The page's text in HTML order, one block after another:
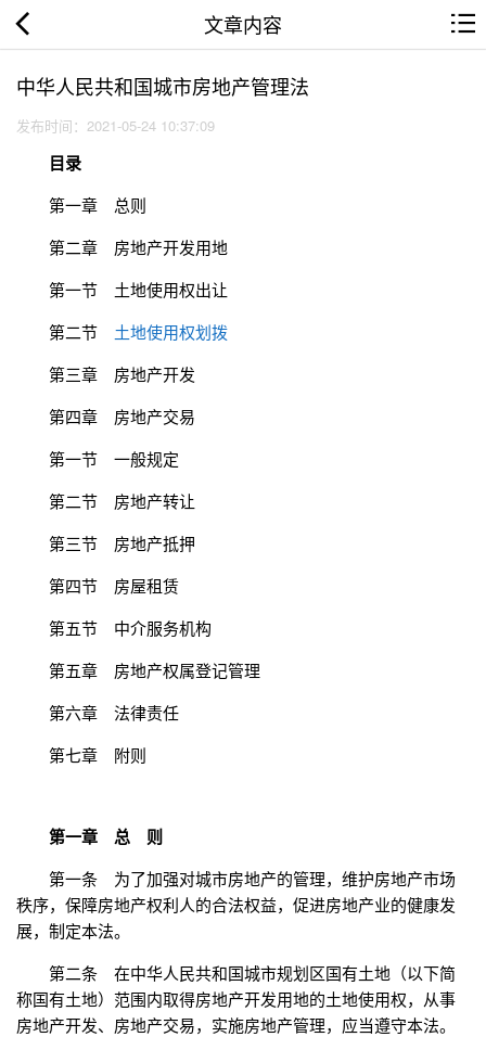
文章内容
中华人民共和国城市房地产管理法
发布时间：2021-05-24 10:37:09
目录
第一章 总则
第二章 房地产开发用地
第一节 土地使用权出让
第二节 土地使用权划拨
第三章 房地产开发
第四章 房地产交易
第一节 一般规定
第二节 房地产转让
第三节 房地产抵押
第四节 房屋租赁
第五节 中介服务机构
第五章 房地产权属登记管理
第六章 法律责任
第七章 附则
第一章 总 则
第一条 为了加强对城市房地产的管理，维护房地产市场
秩序，保障房地产权利人的合法权益，促进房地产业的健康发
展，制定本法。
第二条 在中华人民共和国城市规划区国有土地（以下简
称国有土地）范围内取得房地产开发用地的土地使用权，从事
房地产开发、房地产交易，实施房地产管理，应当遵守本法。